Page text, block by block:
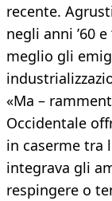
recente.
negli anni ’60
meglio gli
«Ma –
Occidentale
in caserme tra
integrava gli
respingere o